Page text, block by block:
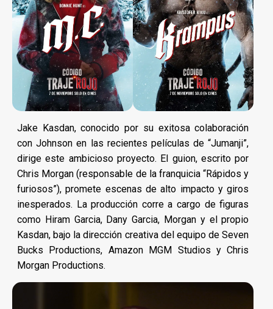
Jake Kasdan, conocido por su exitosa colaboración
con Johnson en las recientes películas de “Jumanji”,
dirige este ambicioso proyecto. El guion, escrito por
Chris Morgan (responsable de la franquicia “Rápidos y
furiosos”), promete escenas de alto impacto y giros
inesperados. La producción corre a cargo de figuras
como Hiram Garcia, Dany Garcia, Morgan y el propio
Kasdan, bajo la dirección creativa del equipo de Seven
Bucks Productions, Amazon MGM Studios y Chris
Morgan Productions.